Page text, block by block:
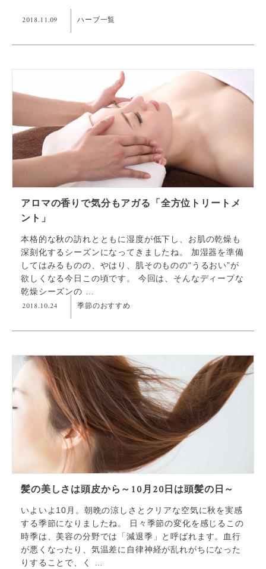
2018.11.09 ハーブ一覧
アロマの香りで気分もアガる「全方位トリートメ
ント」
本格的な秋の訪れとともに湿度が低下し、お肌の乾燥も
深刻化するシーズンになってきましたね。 加湿器を準備
してはみるものの、やはり、肌そのものの“うるおい”が
欲しくなる今日この頃です。 今回は、そんなディープな
乾燥シーズンの …
2018.10.24 季節のおすすめ
髪の美しさは頭皮から～10月20日は頭髪の日～
いよいよ10月。朝晩の涼しさとクリアな空気に秋を実感
する季節になりましたね。 日々季節の変化を感じるこの
時季は、美容の分野では「減退季」と呼ばれます。血行
が悪くなったり、気温差に自律神経が乱れがちになった
りすることで、く …